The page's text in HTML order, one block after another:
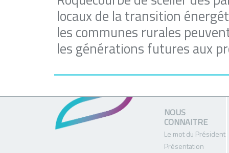
locaux de la transition
les communes rurales
les générations futures aux
NOUS
CONNAITRE
Le mot du Président
Présentation